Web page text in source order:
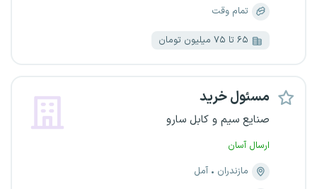
تمام وقت
۶۵ تا ۷۵ میلیون تومان
مسئول خرید
صنایع سیم و کابل سارو
ارسال آسان
مازندران
آمل